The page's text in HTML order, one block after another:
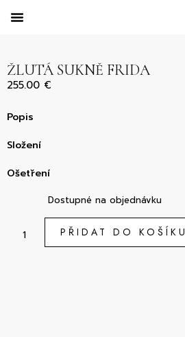
ŽLUTÁ SUKNĚ FRIDA
255.00 €
Popis
Složení
Ošetření
Dostupné na objednávku
PŘIDAT DO KOŠÍKU